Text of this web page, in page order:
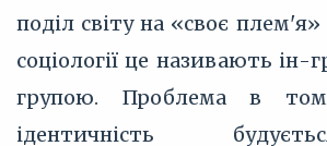
поділ світу на «своє
соціології це називають
групою. Проблема в
ідентичність